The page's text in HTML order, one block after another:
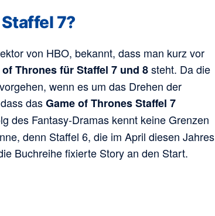
7?
von HBO, bekannt, dass man kurz vor
Thrones für Staffel 7 und 8steht. Da die
wenn es um das Drehen der
dasGame of Thrones Staffel 7
des Fantasy-Dramas kennt keine Grenzen
denn Staffel 6, die im April diesen Jahres
Buchreihe fixierte Story an den Start.